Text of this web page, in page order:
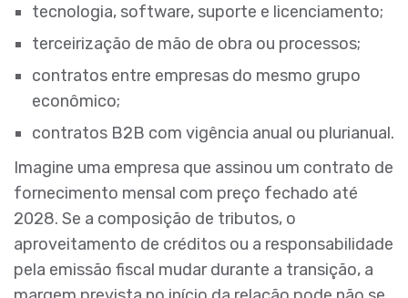
tecnologia, software, suporte e licenciamento;
terceirização de mão de obra ou processos;
contratos entre empresas do mesmo grupo
econômico;
contratos B2B com vigência anual ou plurianual.
Imagine uma empresa que assinou um contrato de
fornecimento mensal com preço fechado até
2028. Se a composição de tributos, o
aproveitamento de créditos ou a responsabilidade
pela emissão fiscal mudar durante a transição, a